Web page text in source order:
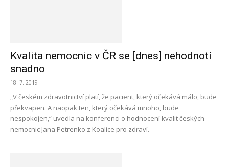
Kvalita nemocnic v ČR se [dnes] nehodnotí
snadno
18. 7. 2019
„V českém zdravotnictví platí, že pacient, který očekává málo, bude
překvapen. A naopak ten, který očekává mnoho, bude
nespokojen,“ uvedla na konferenci o hodnocení kvalit českých
nemocnic Jana Petrenko z Koalice pro zdraví.